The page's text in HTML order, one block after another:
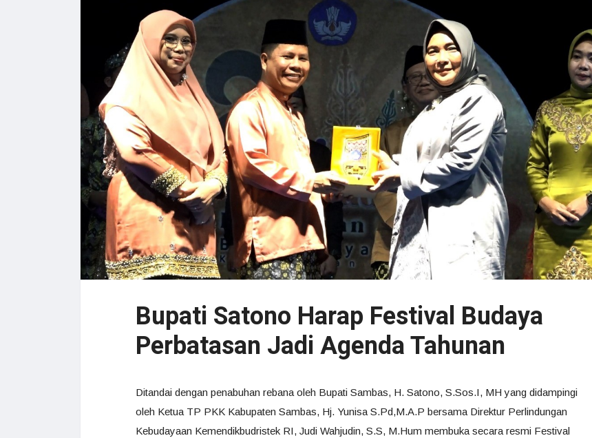
Bupati Satono Harap Festival Budaya
Perbatasan Jadi Agenda Tahunan
Ditandai dengan penabuhan rebana oleh Bupati Sambas, H. Satono, S.Sos.I, MH yang didampingi
oleh Ketua TP PKK Kabupaten Sambas, Hj. Yunisa S.Pd,M.A.P bersama Direktur Perlindungan
Kebudayaan Kemendikbudristek RI, Judi Wahjudin, S.S, M.Hum membuka secara resmi Festival